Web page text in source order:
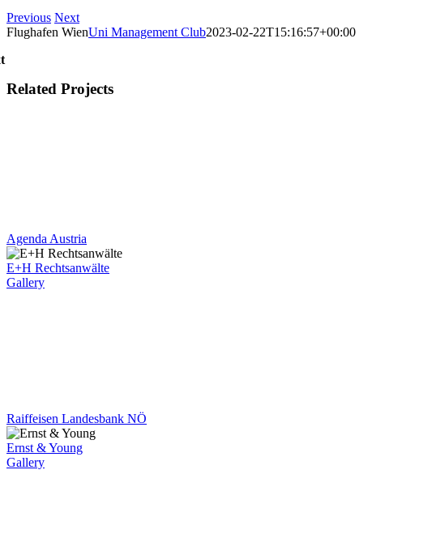
Previous Next
Flughafen WienUni Management Club2023-02-22T15:16:57+00:00
Related Projects
Agenda Austria
E+H Rechtsanwälte
Gallery
Raiffeisen Landesbank NÖ
Ernst & Young
Gallery